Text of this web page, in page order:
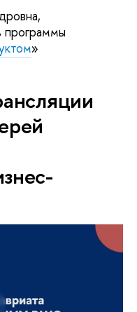
программы
»